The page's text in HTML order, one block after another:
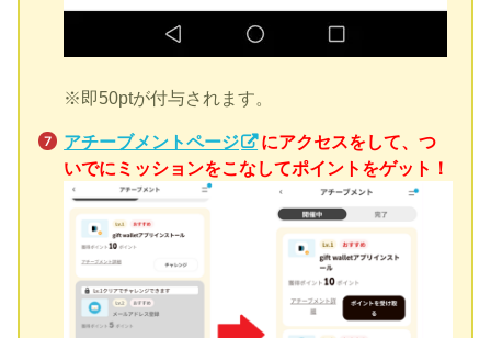
※即50ptが付与されます。
アチーブメントページ
にアクセスをして、つ
いでにミッションをこなしてポイントをゲット！